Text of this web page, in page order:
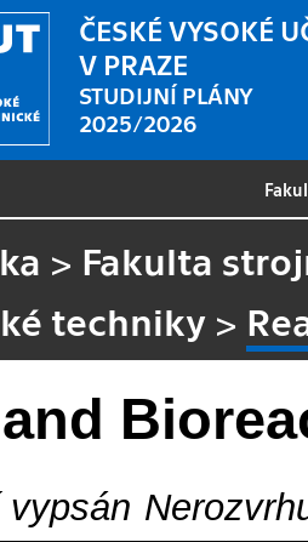
ČESKÉ VYSOKÉ
V PRAZE
STUDIJNÍ PLÁNY
2025/2026
> Fakulta
techniky >
vypsán